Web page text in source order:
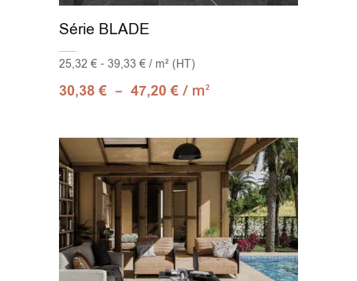
Série BLADE
25,32 € - 39,33 € / m² (HT)
30,38€ – 47,20€ / m2